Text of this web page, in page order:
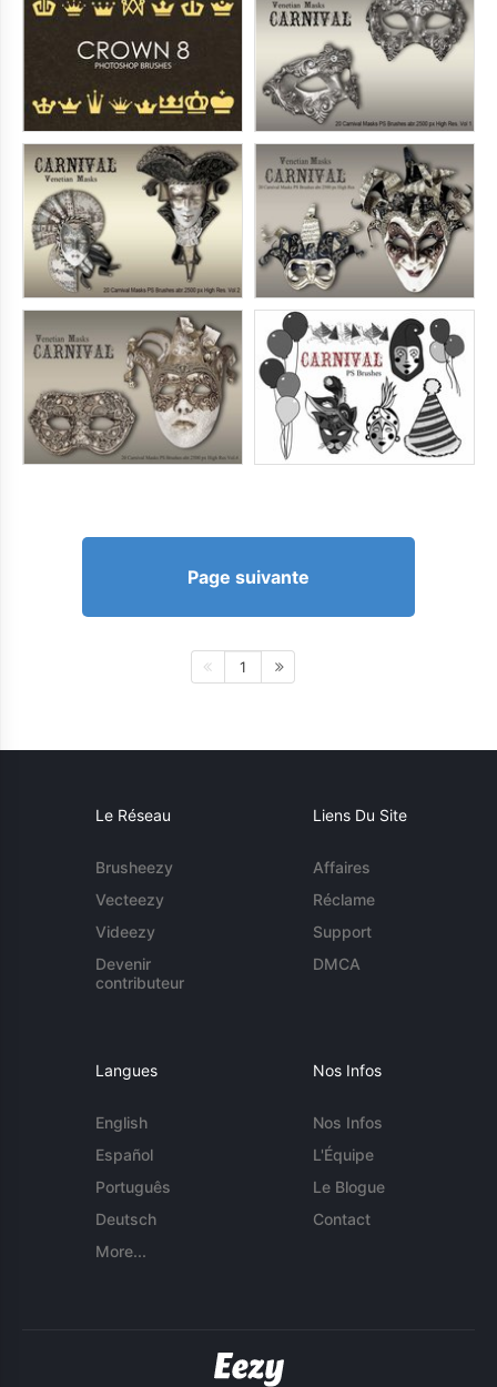
Page suivante
1
Le Réseau
Brusheezy
Vecteezy
Videezy
Devenir
contributeur
Liens Du Site
Affaires
Réclame
Support
DMCA
Langues
English
Español
Português
Deutsch
More...
Nos Infos
Nos Infos
L'Équipe
Le Blogue
Contact